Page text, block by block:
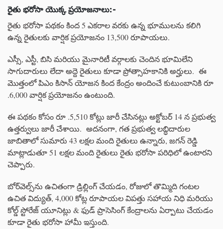
రైతు భరోసా యొక్క ప్రయోజనాలు:-
రైతు భరోసా పథకం కింద 5 ఎకరాల వరకు ఉన్న భూములను కలిగి
ఉన్న రైతులకు వార్షిక ప్రయోజనం 13,500 రూపాయలు.
ఎస్సీ, ఎస్టీ, బిసి మరియు మైనారిటీ వర్గాలకు చెందిన భూమిలేని
సాగుదారులు లేదా అద్దె రైతులు కూడా ప్రోత్సాహకానికి అర్హులు. ఈ
మొత్తంలో పిఎం కిసాన్ యోజన కింద కేంద్రం అందించే కుటుంబానికి రూ
.6,000 వార్షిక ప్రయోజనం ఉంటుంది.
ఈ పథకం కోసం రూ .5,510 కోట్లు జారీ చేసినట్లు అక్టోబర్ 14 న ప్రభుత్వ
ఉత్తర్వులు జారీ చేశాయి. అదనంగా, గత ప్రభుత్వ లబ్ధిదారుల
జాబితాలో సుమారు 43 లక్షల మంది రైతులు ఉన్నారు, జగన్ రెడ్డి
మాట్లాడుతూ 51 లక్షల మంది రైతులు రైతు భరోసా పరిధిలో ఉంటారని
చెప్పారు.
బోర్‌వెల్స్‌ను ఉచితంగా డ్రిల్లింగ్ చేయడం, రోజులో తొమ్మిది గంటల
ఉచిత విద్యుత్, 4,000 కోట్ల రూపాయల విపత్తు సహాయ నిధి మరియు
కోల్డ్ స్టోరేజ్ యూనిట్లు & ఫుడ్ ప్రాసెసింగ్ కేంద్రాలను ఏర్పాటు చేయడం
కూడా రైతు భరోసా హామీ ఇస్తుంది.